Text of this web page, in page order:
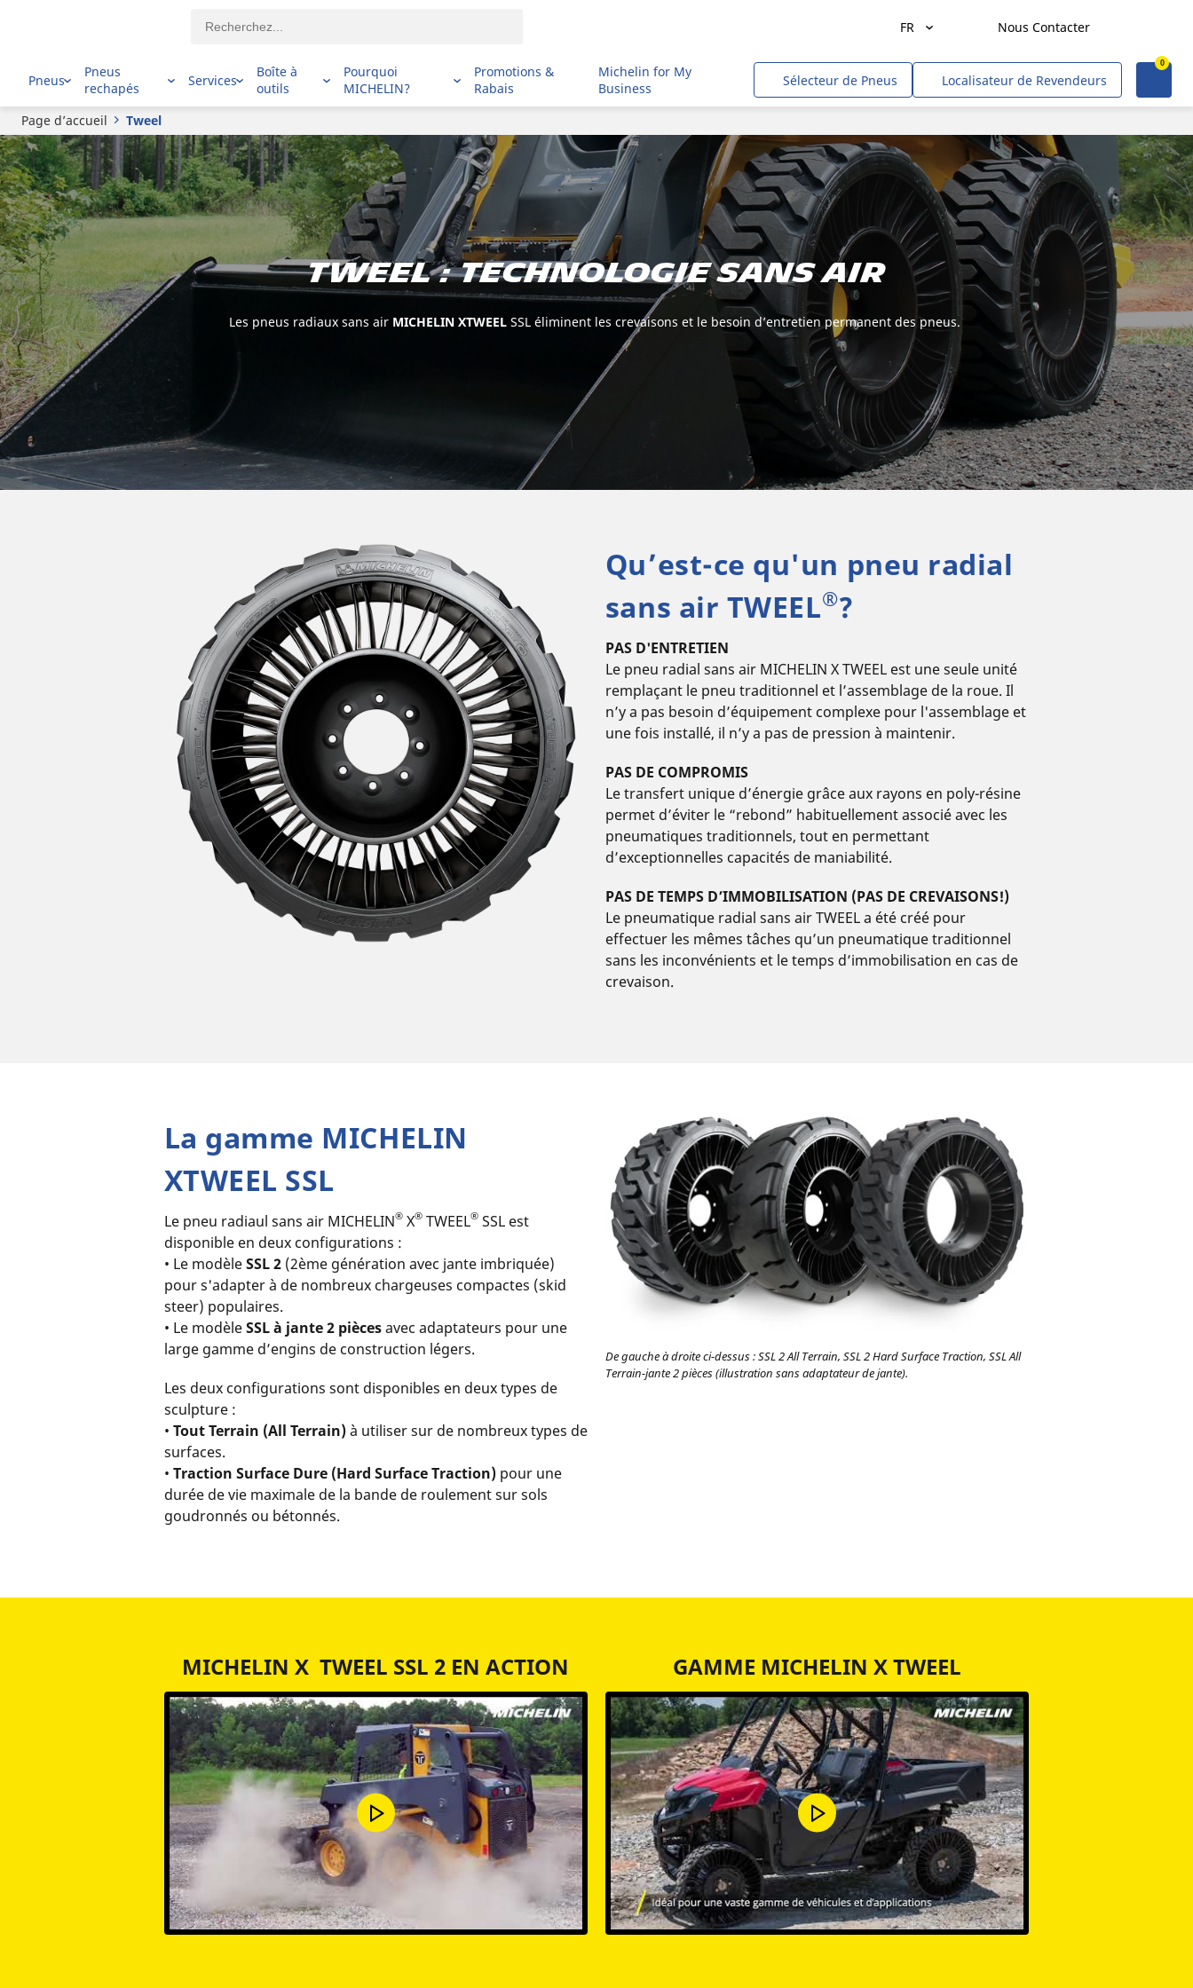
FR Nous Contacter
Transport de marchandises
Transport de personnes
Mines et carrières
Construction & industrie
Entrepreneurs & commerçants
Hors route/gouvernement
VR
Tweel (site US)
Voitures, VUS
Aviation
0
Pneus
Pneus
rechapés
Services
Boîte à
outils
Pourquoi
MICHELIN?
Promotions &
Rabais
Michelin for My
Business
Sélecteur de Pneus Localisateur de Revendeurs
Page d’accueil Tweel
TWEEL : technologie sans air
Les pneus radiaux sans air MICHELIN XTWEELSSL éliminent les crevaisons et le besoin d’entretien permanent des pneus.
Qu’est-ce qu'un pneu radial
sans air TWEEL®?
PAS D'ENTRETIEN
Le pneu radial sans air MICHELIN X TWEEL est une seule unité
remplaçant le pneu traditionnel et l’assemblage de la roue. Il
n’y a pas besoin d’équipement complexe pour l'assemblage et
une fois installé, il n’y a pas de pression à maintenir.
PAS DE COMPROMIS
Le transfert unique d’énergie grâce aux rayons en poly-résine
permet d’éviter le “rebond” habituellement associé avec les
pneumatiques traditionnels, tout en permettant
d’exceptionnelles capacités de maniabilité.
PAS DE TEMPS D’IMMOBILISATION (PAS DE CREVAISONS!)
Le pneumatique radial sans air TWEEL a été créé pour
effectuer les mêmes tâches qu’un pneumatique traditionnel
sans les inconvénients et le temps d’immobilisation en cas de
crevaison.
La gamme MICHELIN
XTWEEL SSL
Le pneu radiaul sans air MICHELIN®X®TWEEL®SSL est
disponible en deux configurations :
• Le modèleSSL 2(2ème génération avec jante imbriquée)
pour s'adapter à de nombreux chargeuses compactes (skid
steer) populaires.
• Le modèleSSL à jante 2 piècesavec adaptateurs pour une
large gamme d’engins de construction légers.
Les deux configurations sont disponibles en deux types de
sculpture :
• Tout Terrain (All Terrain)à utiliser sur de nombreux types de
surfaces.
• Traction Surface Dure (Hard Surface Traction) pour une
durée de vie maximale de la bande de roulement sur sols
goudronnés ou bétonnés.
De gauche à droite ci-dessus : SSL 2 All Terrain, SSL 2 Hard Surface Traction, SSL All
Terrain-jante 2 pièces (illustration sans adaptateur de jante).
MICHELIN X TWEEL SSL 2 EN ACTION GAMME MICHELIN X TWEEL